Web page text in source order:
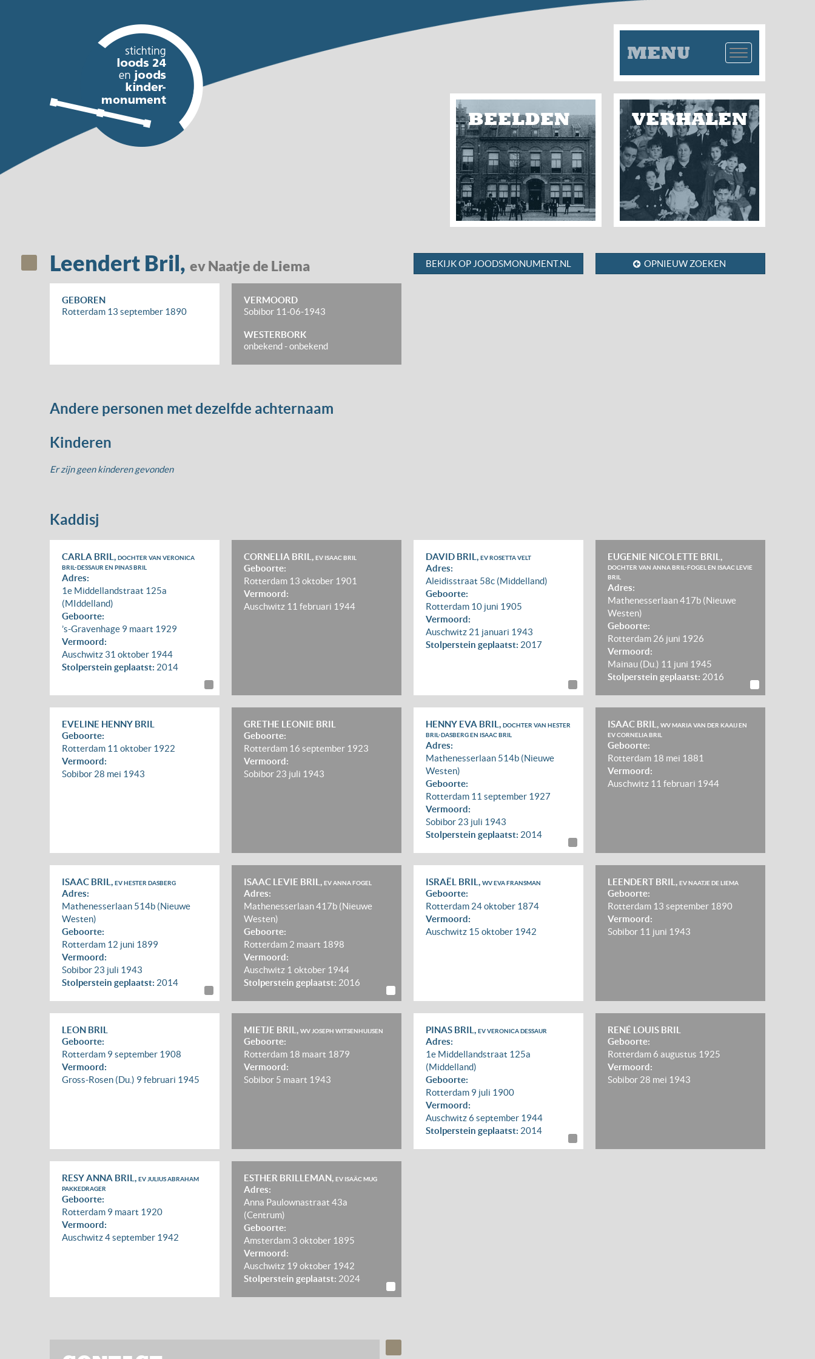
MENU
VERHALEN
BEELDEN
Leendert Bril, ev Naatje de Liema BEKIJK OP JOODSMONUMENT.NL OPNIEUW ZOEKEN
GEBOREN
Rotterdam 13 september 1890
VERMOORD
Sobibor 11-06-1943
WESTERBORK
onbekend-onbekend
Andere personen met dezelfde achternaam
Kinderen
Er zijn geen kinderen gevonden
Kaddisj
CARLA BRIL, DOCHTER VAN VERONICA
BRIL-DESSAUR EN PINAS BRIL
Adres:
1e Middellandstraat 125a
(MIddelland)
Geboorte:
’s-Gravenhage 9 maart 1929
Vermoord:
Auschwitz 31 oktober 1944
Stolperstein geplaatst: 2014
CORNELIA BRIL, EV ISAAC BRIL
Geboorte:
Rotterdam 13 oktober 1901
Vermoord:
Auschwitz 11 februari 1944
DAVID BRIL, EV ROSETTA VELT
Adres:
Aleidisstraat 58c (Middelland)
Geboorte:
Rotterdam 10 juni 1905
Vermoord:
Auschwitz 21 januari 1943
Stolperstein geplaatst: 2017
EUGENIE NICOLETTE BRIL,
DOCHTER VAN ANNA BRIL-FOGEL EN ISAAC LEVIE
BRIL
Adres:
Mathenesserlaan 417b (Nieuwe
Westen)
Geboorte:
Rotterdam 26 juni 1926
Vermoord:
Mainau (Du.) 11 juni 1945
Stolperstein geplaatst: 2016
EVELINE HENNY BRIL
Geboorte:
Rotterdam 11 oktober 1922
Vermoord:
Sobibor 28 mei 1943
GRETHE LEONIE BRIL
Geboorte:
Rotterdam 16 september 1923
Vermoord:
Sobibor 23 juli 1943
HENNY EVA BRIL, DOCHTER VAN HESTER
BRIL-DASBERG EN ISAAC BRIL
Adres:
Mathenesserlaan 514b (Nieuwe
Westen)
Geboorte:
Rotterdam 11 september 1927
Vermoord:
Sobibor 23 juli 1943
Stolperstein geplaatst: 2014
ISAAC BRIL, WV MARIA VAN DER KAAIJ EN
EV CORNELIA BRIL
Geboorte:
Rotterdam 18 mei 1881
Vermoord:
Auschwitz 11 februari 1944
ISAAC BRIL, EV HESTER DASBERG
Adres:
Mathenesserlaan 514b (Nieuwe
Westen)
Geboorte:
Rotterdam 12 juni 1899
Vermoord:
Sobibor 23 juli 1943
Stolperstein geplaatst: 2014
ISAAC LEVIE BRIL, EV ANNA FOGEL
Adres:
Mathenesserlaan 417b (Nieuwe
Westen)
Geboorte:
Rotterdam 2 maart 1898
Vermoord:
Auschwitz 1 oktober 1944
Stolperstein geplaatst: 2016
ISRAËL BRIL, WV EVA FRANSMAN
Geboorte:
Rotterdam 24 oktober 1874
Vermoord:
Auschwitz 15 oktober 1942
LEENDERT BRIL, EV NAATJE DE LIEMA
Geboorte:
Rotterdam 13 september 1890
Vermoord:
Sobibor 11 juni 1943
LEON BRIL
Geboorte:
Rotterdam 9 september 1908
Vermoord:
Gross-Rosen (Du.) 9 februari 1945
MIETJE BRIL, WV JOSEPH WITSENHUIJSEN
Geboorte:
Rotterdam 18 maart 1879
Vermoord:
Sobibor 5 maart 1943
PINAS BRIL, EV VERONICA DESSAUR
Adres:
1e Middellandstraat 125a
(Middelland)
Geboorte:
Rotterdam 9 juli 1900
Vermoord:
Auschwitz6 september 1944
Stolperstein geplaatst: 2014
RENÉ LOUIS BRIL
Geboorte:
Rotterdam 6 augustus 1925
Vermoord:
Sobibor 28 mei 1943
RESY ANNA BRIL, EV JULIUS ABRAHAM
PAKKEDRAGER
Geboorte:
Rotterdam 9 maart 1920
Vermoord:
Auschwitz4 september 1942
ESTHER BRILLEMAN, EV ISAÄC MUG
Adres:
Anna Paulownastraat 43a
(Centrum)
Geboorte:
Amsterdam 3 oktober 1895
Vermoord:
Auschwitz 19 oktober 1942
Stolperstein geplaatst: 2024